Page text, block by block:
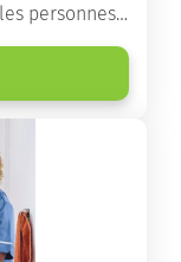
personnes
en maison